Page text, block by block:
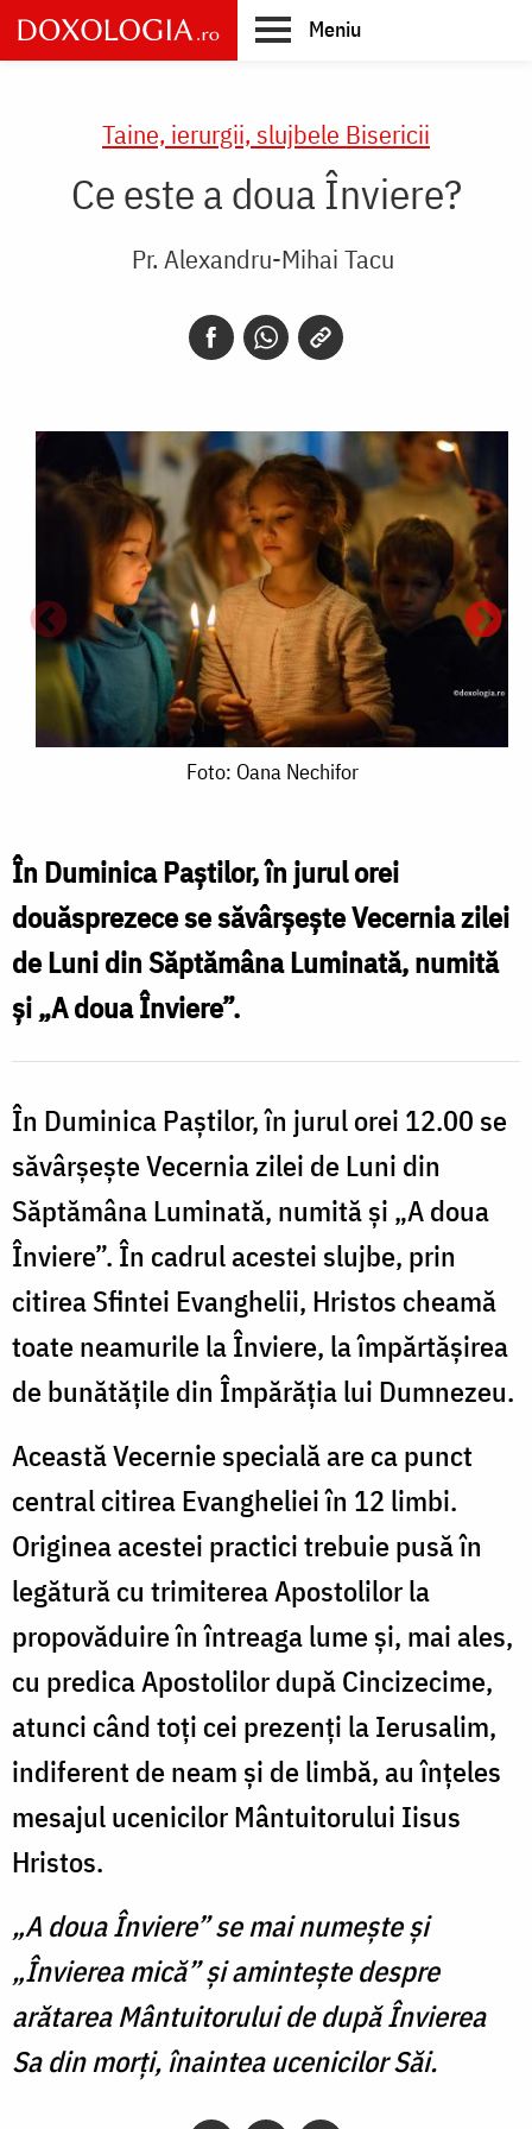
Skip
to
main
Meniu
Taine, ierurgii, slujbele Bisericii
Ce este a doua Înviere?
Pr. Alexandru-Mihai Tacu
Foto: Oana Nechifor
În Duminica Paștilor, în jurul orei
douăsprezece se săvârșește Vecernia zilei
de Luni din Săptămâna Luminată, numită
și „A doua Înviere”.
În Duminica Paştilor, în jurul orei 12.00 se
săvârșește Vecernia zilei de Luni din
Săptămâna Luminată, numită şi „A doua
Înviere”. În cadrul acestei slujbe, prin
citirea Sfintei Evanghelii, Hristos cheamă
toate neamurile la Înviere, la împărtăşirea
de bunătăţile din Împărăţia lui Dumnezeu.
Această Vecernie specială are ca punct
central citirea Evangheliei în 12 limbi.
Originea acestei practici trebuie pusă în
legătură cu trimiterea Apostolilor la
propovăduire în întreaga lume şi, mai ales,
cu predica Apostolilor după Cincizecime,
atunci când toţi cei prezenţi la Ierusalim,
indiferent de neam şi de limbă, au înţeles
mesajul ucenicilor Mântuitorului Iisus
Hristos.
„A doua Înviere” se mai numeşte şi
„Învierea mică” şi aminteşte despre
arătarea Mântuitorului de după Învierea
Sa din morţi, înaintea ucenicilor Săi.